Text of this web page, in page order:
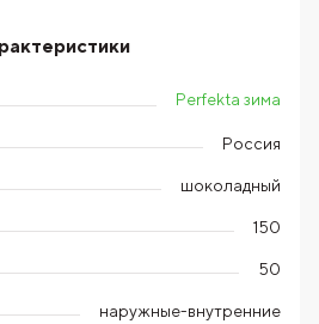
Perfekta зима
Россия
шоколадный
150
50
наружные-внутренние